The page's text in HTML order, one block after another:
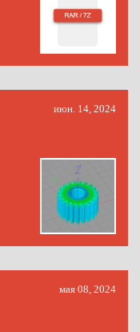
июн. 14, 2024
мая 08, 2024